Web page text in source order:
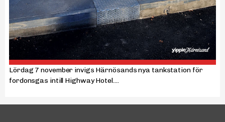
Lördag 7 november invigs Härnösands nya tankstation för
fordonsgas intill Highway Hotel....